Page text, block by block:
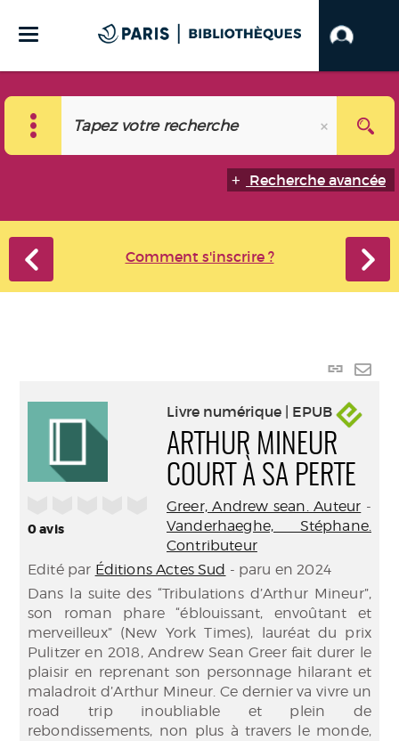
Recherche avancée
Comment s'inscrire ?
Lien
0avis
Livre numérique | EPUB
ARTHUR MINEUR
COURT À SA PERTE
Greer, Andrew sean. Auteur -
Vanderhaeghe, Stéphane.
Contributeur
Edité par Éditions Actes Sud - paru en 2024
Dans la suite des “Tribulations d’Arthur Mineur”,
son roman phare “éblouissant, envoûtant et
merveilleux” (New York Times), lauréat du prix
Pulitzer en 2018, Andrew Sean Greer fait durer le
plaisir en reprenant son personnage hilarant et
maladroit d’Arthur Mineur. Ce dernier va vivre un
road trip inoubliable et plein de
rebondissements, non plus à travers le monde,